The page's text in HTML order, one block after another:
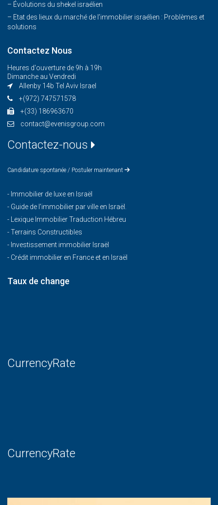
– Évolutions du shekel israélien
– Etat des lieux du marché de l’immobilier israélien : Problèmes et
solutions
Contactez Nous
Heures d'ouverture de 9h à 19h
Dimanche au Vendredi
Allenby 14b Tel Aviv Israel
+(972) 747571578
+(33) 186963670
contact@evenisgroup.com
Contactez-nous
Candidature spontanée / Postuler maintenant
- Immobilier de luxe en Israël
- Guide de l'immobilier par ville en Israël.
-
Lexique Immobilier Traduction Hébreu
-Terrains Constructibles
- Investissement immobilier Israël
- Crédit immobilier en France et en Israël
Taux de change
CurrencyRate
CurrencyRate